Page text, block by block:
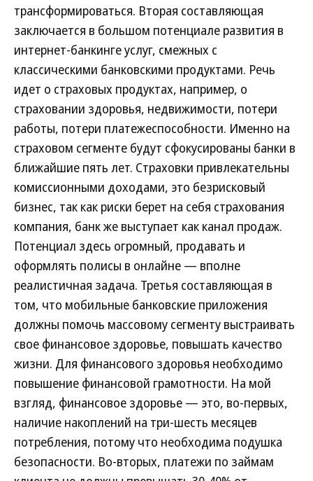
трансформироваться. Вторая составляющая
заключается в большом потенциале развития в
интернет-банкинге услуг, смежных с
классическими банковскими продуктами. Речь
идет о страховых продуктах, например, о
страховании здоровья, недвижимости, потери
работы, потери платежеспособности. Именно на
страховом сегменте будут сфокусированы банки в
ближайшие пять лет. Страховки привлекательны
комиссионными доходами, это безрисковый
бизнес, так как риски берет на себя страхования
компания, банк же выступает как канал продаж.
Потенциал здесь огромный, продавать и
оформлять полисы в онлайне — вполне
реалистичная задача. Третья составляющая в
том, что мобильные банковские приложения
должны помочь массовому сегменту выстраивать
свое финансовое здоровье, повышать качество
жизни. Для финансового здоровья необходимо
повышение финансовой грамотности. На мой
взгляд, финансовое здоровье — это, во-первых,
наличие накоплений на три-шесть месяцев
потребления, потому что необходима подушка
безопасности. Во-вторых, платежи по займам